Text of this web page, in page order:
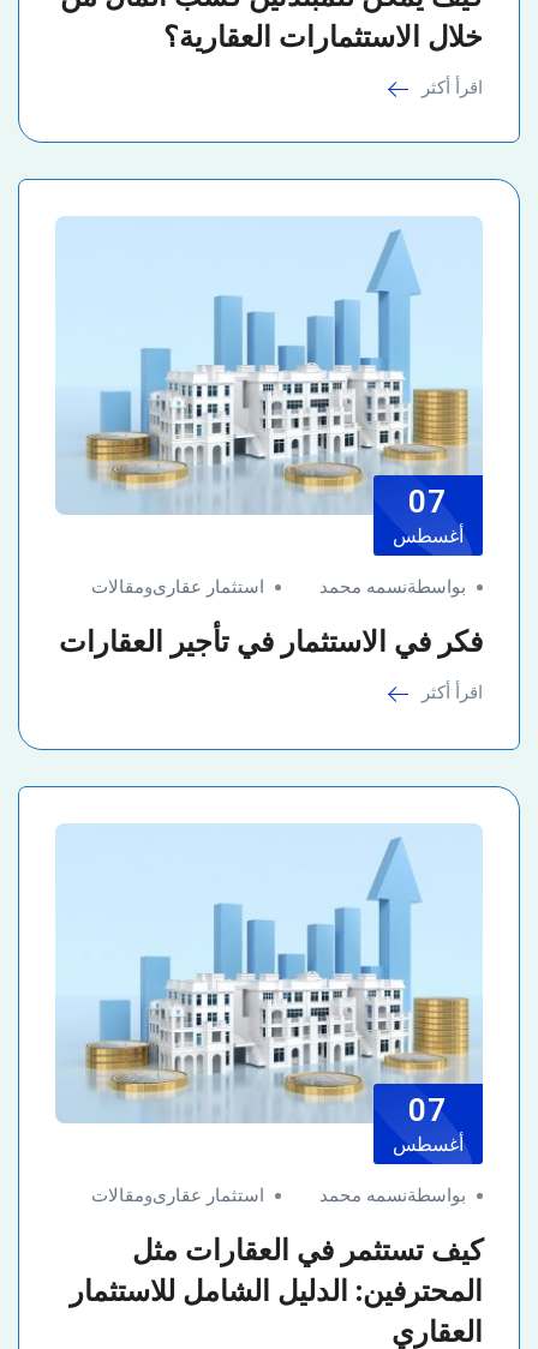
خلال الاستثمارات العقارية؟
اقرأ أكثر
07
أغسطس
بواسطةنسمه محمد استثمار عقارىومقالات
فكر في الاستثمار في تأجير العقارات
اقرأ أكثر
07
أغسطس
بواسطةنسمه محمد استثمار عقارىومقالات
كيف تستثمر في العقارات مثل
المحترفين: الدليل الشامل للاستثمار
العقاري